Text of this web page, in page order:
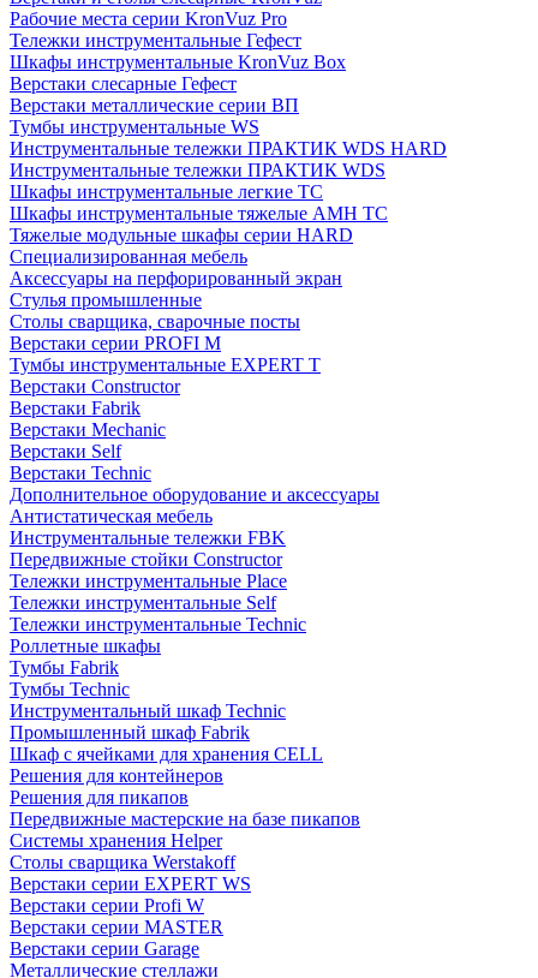
Рабочие места серии KronVuz Pro
Тележки инструментальные Гефест
Шкафы инструментальные KronVuz Box
Верстаки слесарные Гефест
Верстаки металлические серии ВП
Тумбы инструментальные WS
Инструментальные тележки ПРАКТИК WDS HARD
Инструментальные тележки ПРАКТИК WDS
Шкафы инструментальные легкие ТС
Шкафы инструментальные тяжелые AMH TC
Тяжелые модульные шкафы серии HARD
Cпециализированная мебель
Аксессуары на перфорированный экран
Стулья промышленные
Столы сварщика, сварочные посты
Верстаки серии PROFI M
Тумбы инструментальные EXPERT T
Верстаки Constructor
Верстаки Fabrik
Верстаки Mechanic
Верстаки Self
Верстаки Technic
Дополнительное оборудование и аксессуары
Антистатическая мебель
Инструментальные тележки FBK
Передвижные стойки Constructor
Тележки инструментальные Place
Тележки инструментальные Self
Тележки инструментальные Technic
Роллетные шкафы
Тумбы Fabrik
Тумбы Technic
Инструментальный шкаф Technic
Промышленный шкаф Fabrik
Шкаф с ячейками для хранения CELL
Решения для контейнеров
Решения для пикапов
Передвижные мастерские на базе пикапов
Системы хранения Helper
Столы сварщика Werstakoff
Верстаки серии EXPERT WS
Верстаки серии Profi W
Верстаки серии MASTER
Верстаки серии Garage
Металлические стеллажи